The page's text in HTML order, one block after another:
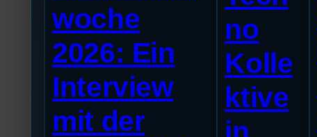
woche
2026: Ein
Interview
mit der
no
Kolle
ktive